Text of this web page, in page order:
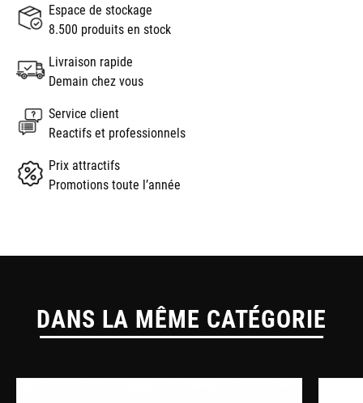
Espace de stockage
8.500 produits en stock
Livraison rapide
Demain chez vous
Service client
Reactifs et professionnels
Prix attractifs
Promotions toute l’année
DANS LA MÊME CATÉGORIE